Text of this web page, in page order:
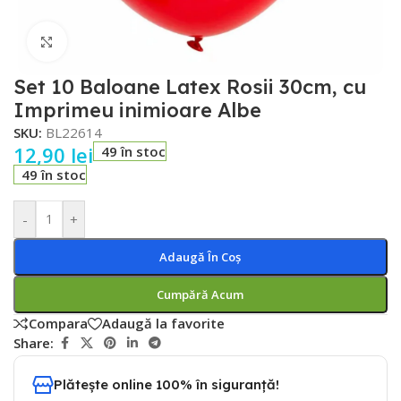
Faceți click pentru a mări
Set 10 Baloane Latex Rosii 30cm, cu
Imprimeu inimioare Albe
SKU: BL22614
12,90 lei 49 în stoc
49 în stoc
- +
Adaugă În Coș
Cumpără Acum
Compara
Adaugă la favorite
Share:
Plătește online 100% în siguranță!